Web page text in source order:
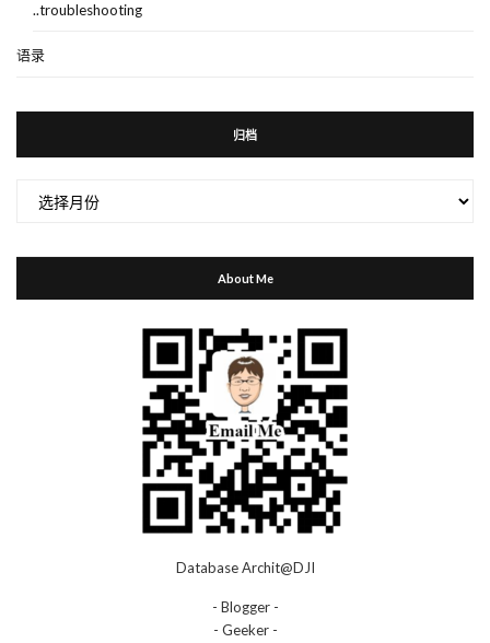
..troubleshooting
语录
归档
About Me
Database Archit@DJI
- Blogger -
- Geeker -